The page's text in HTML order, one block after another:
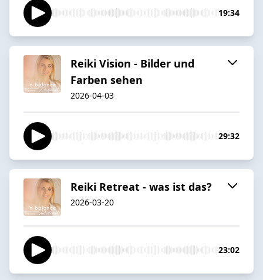
19:34
Reiki Vision - Bilder und
Farben sehen
2026-04-03
29:32
Reiki Retreat - was ist das?
2026-03-20
23:02